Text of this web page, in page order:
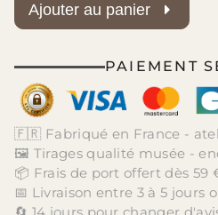
Ajouter au panier
PAIEMENT
🇫🇷 Fabriqué en France -
🖼️ Tirages qualité musée -
📦 Frais de port offert dès 59
📅 Livraison entre 3 à 5 jours